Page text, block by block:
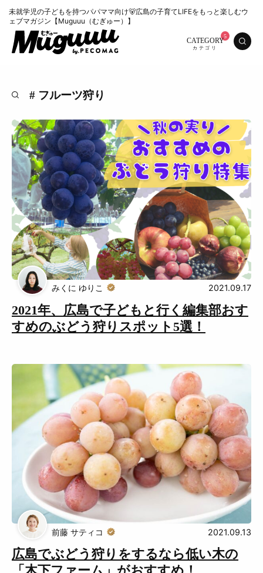
未就学児の子どもを持つパパママ向け🐻広島の子育てLIFEをもっと楽しむウ
ェブマガジン【Muguuu（むぎゅー）】
CATEGORY
特集 くらし
おいしい お知らせ
おでかけ
Muguuuとは 運営会社
広告掲載について プライバシーポリシー
利用規約
# フルーツ狩り
2021年、広島で子どもと行く編集部おす
すめのぶどう狩りスポット5選！
みくに ゆりこ 2021.09.17
広島でぶどう狩りをするなら低い木の
前藤 サティコ 2021.09.13